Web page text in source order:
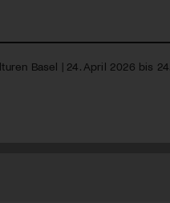
Basel | 24. April 2026 bis